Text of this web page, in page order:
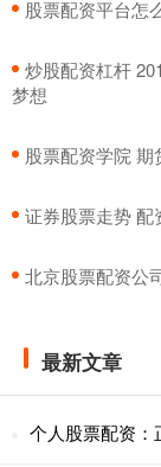
股票配资平台怎
炒股配资杠杆
梦想
股票配资学院
证券股票走势 配
北京股票配资公
最新文章
个人股票配资：